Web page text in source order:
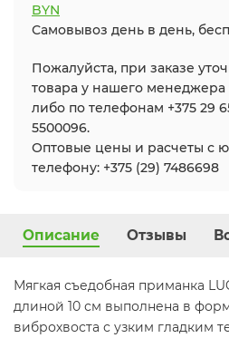
BYN
Самовывоз день в день,
Пожалуйста, при заказе
товара у нашего
либо по телефонам +375 29
5500096.
Оптовые цены и расчеты с
телефону: +375 (29) 7486698
Описание Отзывы
Мягкая съедобная приманка
длиной 10 см выполнена в
виброхвоста с узким гладким